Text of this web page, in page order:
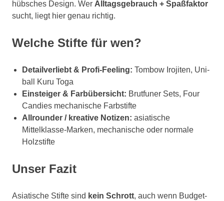
hübsches Design. Wer Alltagsgebrauch + Spaßfaktor
sucht, liegt hier genau richtig.
Welche Stifte für wen?
Detailverliebt & Profi-Feeling: Tombow Irojiten, Uni-
ball Kuru Toga
Einsteiger & Farbübersicht: Brutfuner Sets, Four
Candies mechanische Farbstifte
Allrounder / kreative Notizen: asiatische
Mittelklasse-Marken, mechanische oder normale
Holzstifte
Unser Fazit
Asiatische Stifte sind kein Schrott, auch wenn Budget-